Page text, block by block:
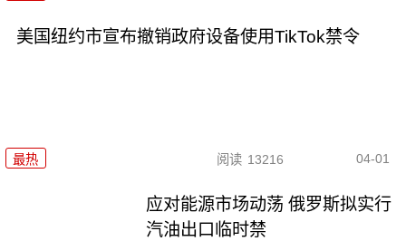
美国纽约市宣布撤销政府设备使用TikTok禁令
最热 阅读 13216 04-01
应对能源市场动荡 俄罗斯拟实行
汽油出口临时禁